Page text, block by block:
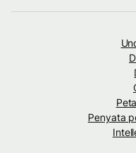
Penyata